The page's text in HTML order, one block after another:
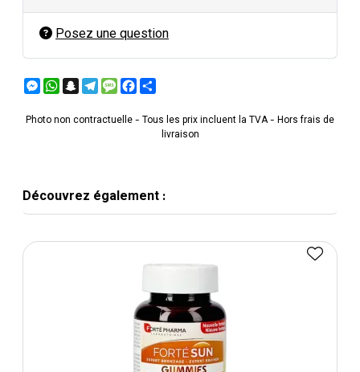
Posez une question
Messenger
WhatsApp
Snapchat
Telegram
MessageFacebook
Photo non contractuelle - Tous les prix incluent la TVA - Hors frais de
livraison
Découvrez également :